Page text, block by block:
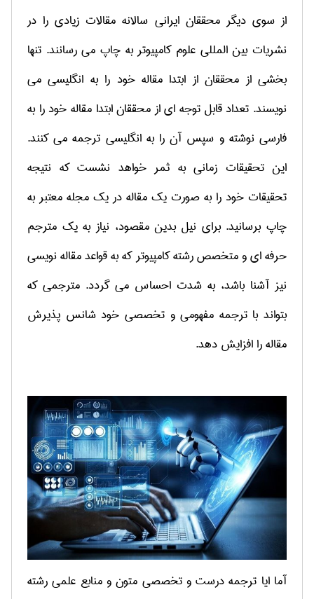
از سوی دیگر محققان ایرانی سالانه مقالات زیادی را در
نشریات بین المللی علوم کامپیوتر به چاپ می رسانند. تنها
بخشی از محققان از ابتدا مقاله خود را به انگلیسی می
نویسند. تعداد قابل توجه ای از محققان ابتدا مقاله خود را به
فارسی نوشته و سپس آن را به انگلیسی ترجمه می کنند.
این تحقیقات زمانی به ثمر خواهد نشست که نتیجه
تحقیقات خود را به صورت یک مقاله در یک مجله معتبر به
چاپ برسانید. برای نیل بدین مقصود، نیاز به یک مترجم
حرفه ای و متخصص رشته کامپیوتر که به قواعد مقاله نویسی
نیز آشنا باشد، به شدت احساس می گردد. مترجمی که
بتواند با ترجمه مفهومی و تخصصی خود شانس پذیرش
مقاله را افزایش دهد.
آما ایا ترجمه درست و تخصصی متون و منابع علمی رشته